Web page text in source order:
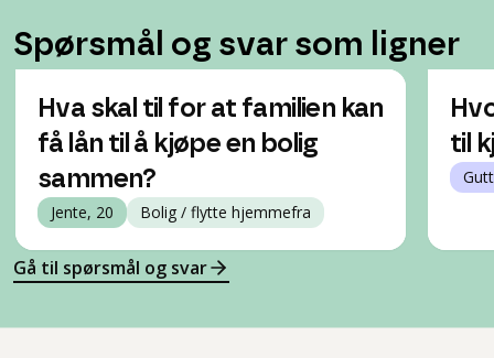
Spørsmål og svar som ligner
Hva skal til for at familien kan
få lån til å kjøpe en bolig
sammen?
Jente, 20 Bolig / flytte hjemmefra
til
Gå til spørsmål og svar